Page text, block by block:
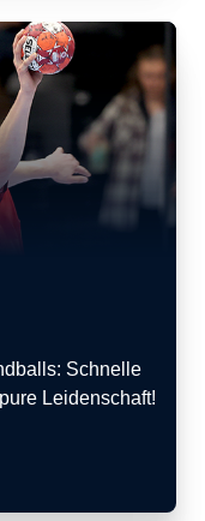
Schnelle
Leidenschaft!